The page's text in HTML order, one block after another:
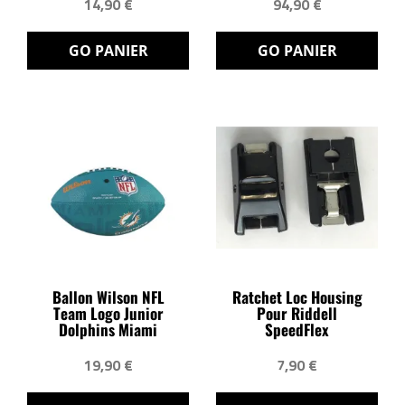
14,90 €
GO PANIER
94,90 €
GO PANIER
Ballon Wilson NFL
Team Logo Junior
Dolphins Miami
19,90 €
Ratchet Loc Housing
Pour Riddell
SpeedFlex
7,90 €